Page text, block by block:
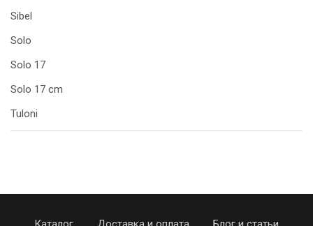
Sibel
Solo
Solo 17
Solo 17 cm
Tuloni